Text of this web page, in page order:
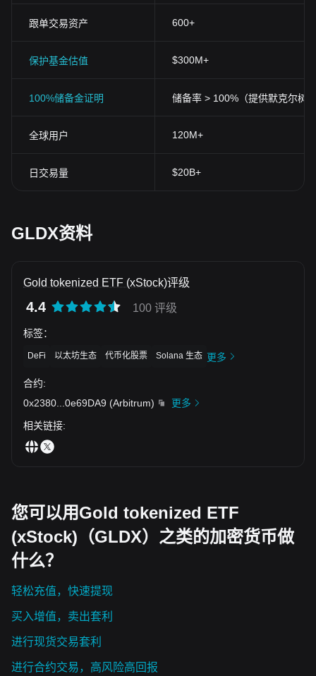
跟单交易资产 600+
保护基金估值 $300M+
100%储备金证明 储备率 > 100%（提供默克尔树
全球用户 120M+
日交易量 $20B+
GLDX资料
Gold tokenized ETF (xStock)评级
4.4 100 评级
标签：
DeFi 以太坊生态 代币化股票 Solana 生态 更多
合约:
0x2380
0e69DA9 (Arbitrum)
更多
相关链接:
您可以用Gold tokenized ETF
(xStock)（GLDX）之类的加密货币做
什么？
轻松充值，快速提现
买入增值，卖出套利
进行现货交易套利
进行合约交易，高风险高回报